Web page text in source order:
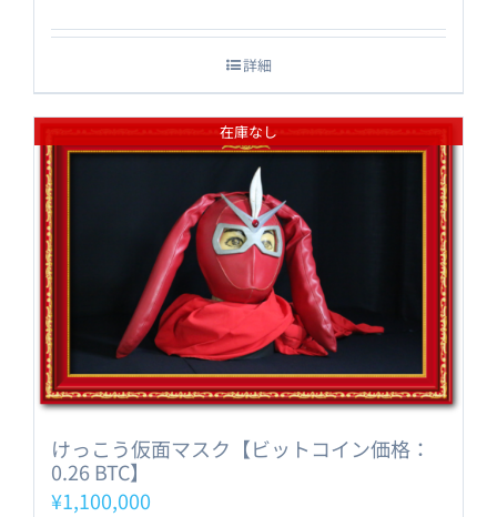
詳細
在庫なし
けっこう仮面マスク【ビットコイン価格：
0.26 BTC】
¥1,100,000